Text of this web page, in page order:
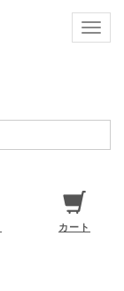
カート